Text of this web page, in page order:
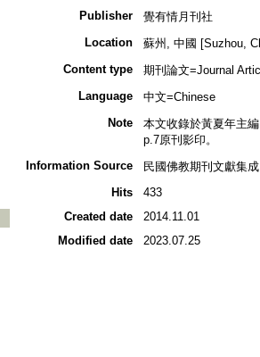
Publisher
覺有情月刊社
Location
蘇州, 中國 [Suzhou,
Content type
期刊論文=Journal
Language
中文=Chinese
Note
本文收錄於黃夏年主
p.7原刊影印。
Information Source
民國佛教期刊文獻集
Hits
433
Created date
2014.11.01
Modified date
2023.07.25